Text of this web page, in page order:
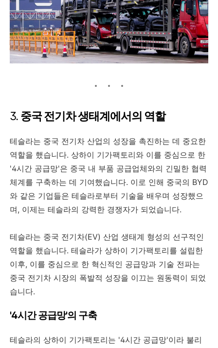
3. 중국 전기차 생태계에서의 역할
테슬라는 중국 전기차 산업의 성장을 촉진하는 데 중요한
역할을 했습니다. 상하이 기가팩토리와 이를 중심으로 한
'4시간 공급망'은 중국 내 부품 공급업체와의 긴밀한 협력
체계를 구축하는 데 기여했습니다. 이로 인해 중국의 BYD
와 같은 기업들은 테슬라로부터 기술을 배우며 성장했으
며, 이제는 테슬라의 강력한 경쟁자가 되었습니다.
테슬라는 중국 전기차(EV) 산업 생태계 형성의 선구적인
역할을 했습니다. 테슬라가 상하이 기가팩토리를 설립한
이후, 이를 중심으로 한 혁신적인 공급망과 기술 전파는
중국 전기차 시장의 폭발적 성장을 이끄는 원동력이 되었
습니다.
'4시간 공급망'의 구축
테슬라의 상하이 기가팩토리는 '4시간 공급망'이라 불리